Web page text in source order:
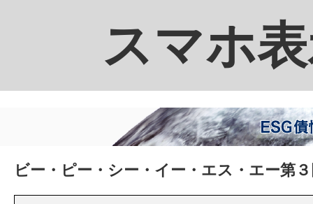
スマホ
ビー・ピー・シー・イー・エス・エー第